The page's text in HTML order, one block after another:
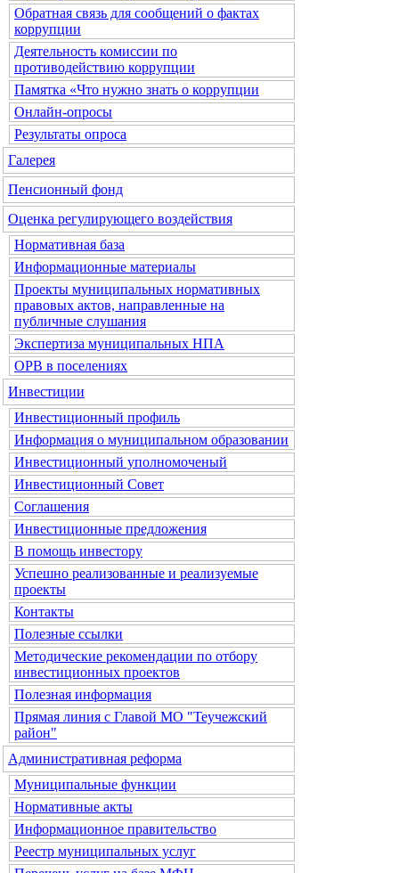
Обратная связь для сообщений о фактах
коррупции
Деятельность комиссии по
противодействию коррупции
Памятка «Что нужно знать о коррупции
Онлайн-опросы
Результаты опроса
Галерея
Пенсионный фонд
Оценка регулирующего воздействия
Нормативная база
Информационные материалы
Проекты муниципальных нормативных
правовых актов, направленные на
публичные слушания
Экспертиза муниципальных НПА
ОРВ в поселениях
Инвестиции
Инвестиционный профиль
Информация о муниципальном образовании
Инвестиционный уполномоченый
Инвестиционный Совет
Соглашения
Инвестиционные предложения
В помощь инвестору
Успешно реализованные и реализуемые
проекты
Контакты
Полезные ссылки
Методические рекомендации по отбору
инвестиционных проектов
Полезная информация
Прямая линия с Главой МО "Теучежский
район"
Административная реформа
Муниципальные функции
Нормативные акты
Информационное правительство
Реестр муниципальных услуг